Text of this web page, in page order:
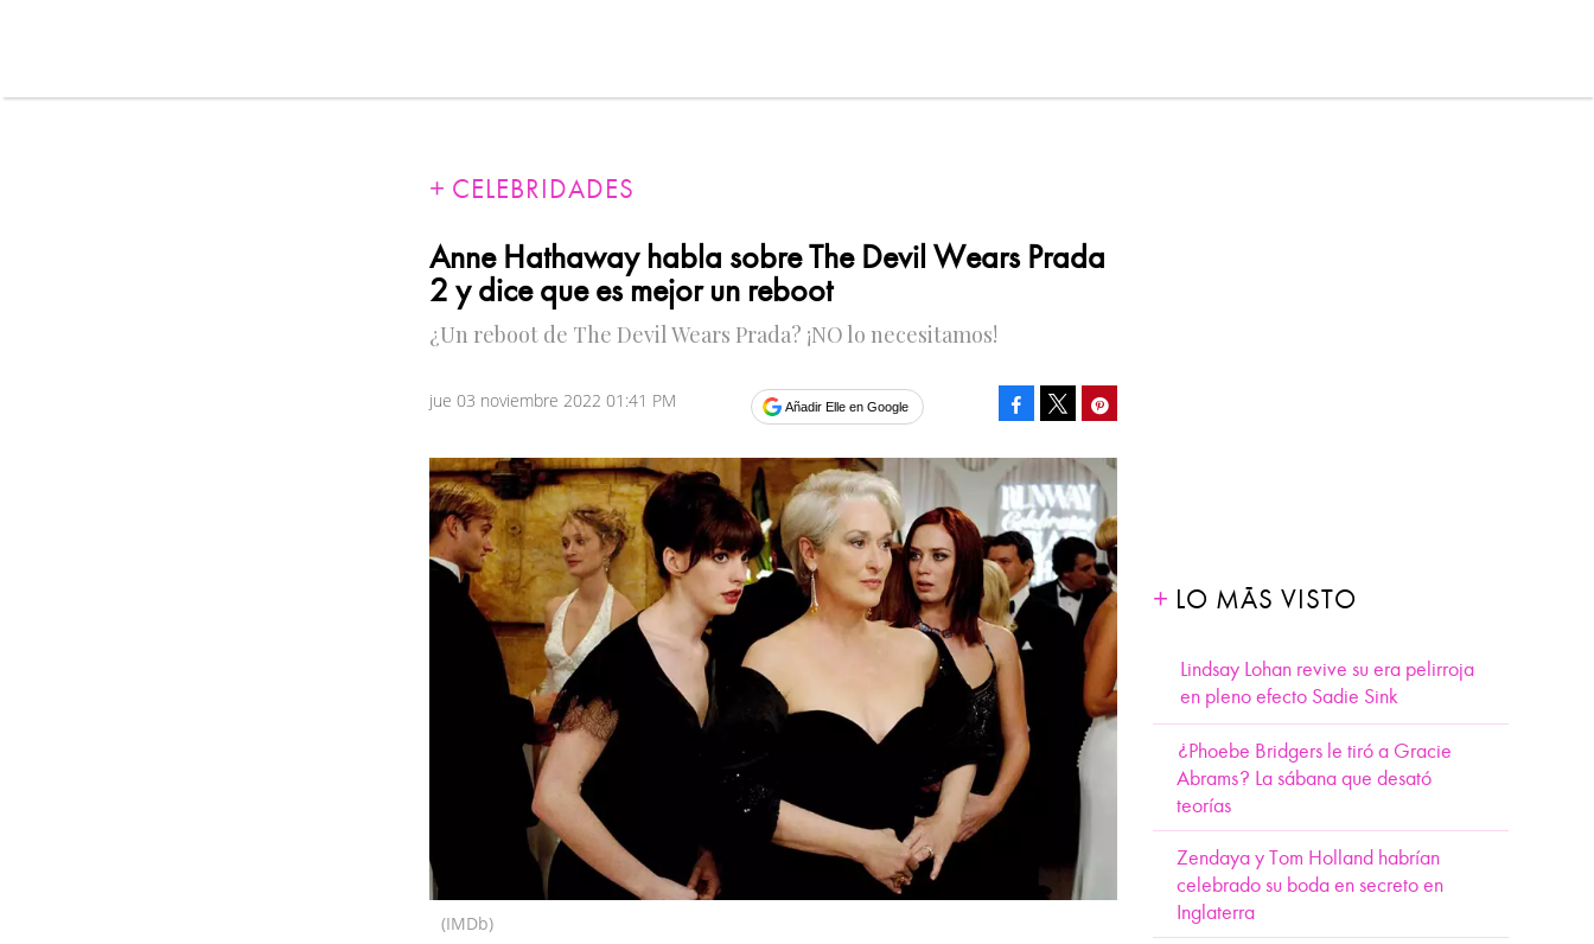
LO MÁS VISTO
Lindsay Lohan revive su era pelirroja
en pleno efecto Sadie Sink
¿Phoebe Bridgers le tiró a Gracie
Abrams? La sábana que desató
teorías
Zendaya y Tom Holland habrían
celebrado su boda en secreto en
Inglaterra
CELEBRIDADES
Anne Hathaway habla sobre The Devil Wears Prada
2 y dice que es mejor un reboot
¿Un reboot de The Devil Wears Prada? ¡NO lo necesitamos!
jue 03 noviembre 2022 01:41 PM Añadir Elle en Google Facebook
(IMDb)